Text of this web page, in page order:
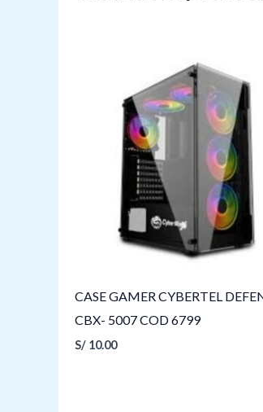
CASE GAMER CYBERTEL
CBX- 5007 COD 6799
S/ 10.00